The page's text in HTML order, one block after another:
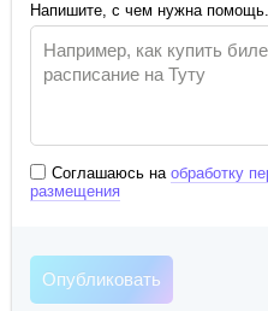
Напишите, с чем нужна
Соглашаюсь на обработку
размещения